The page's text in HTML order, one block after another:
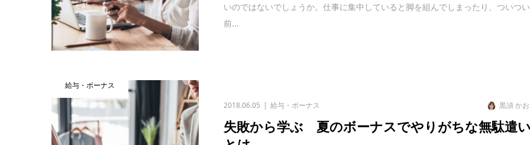
いのではないでしょうか。仕事に集中していると脚を組んでしまったり、ついつい
前...
給与・ボーナス
2018.06.05 給与・ボーナス 黒須 かお
失敗から学ぶ 夏のボーナスでやりがちな無駄遣い